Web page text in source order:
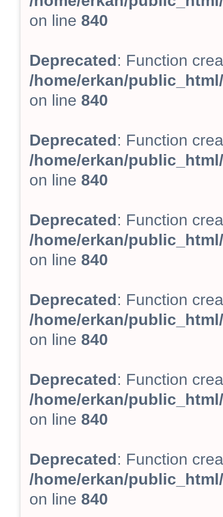
on line 840
Deprecated: Function
/home/erkan/
on line 840
Deprecated: Function
/home/erkan/
on line 840
Deprecated: Function
/home/erkan/
on line 840
Deprecated: Function
/home/erkan/
on line 840
Deprecated: Function
/home/erkan/
on line 840
Deprecated: Function
/home/erkan/
on line 840